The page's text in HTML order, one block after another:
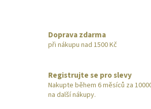
Doprava zdarma
při nákupu nad 1500 Kč
Registrujte se pro slevy
Nakupte během 6 měsíců za
na další nákupy.